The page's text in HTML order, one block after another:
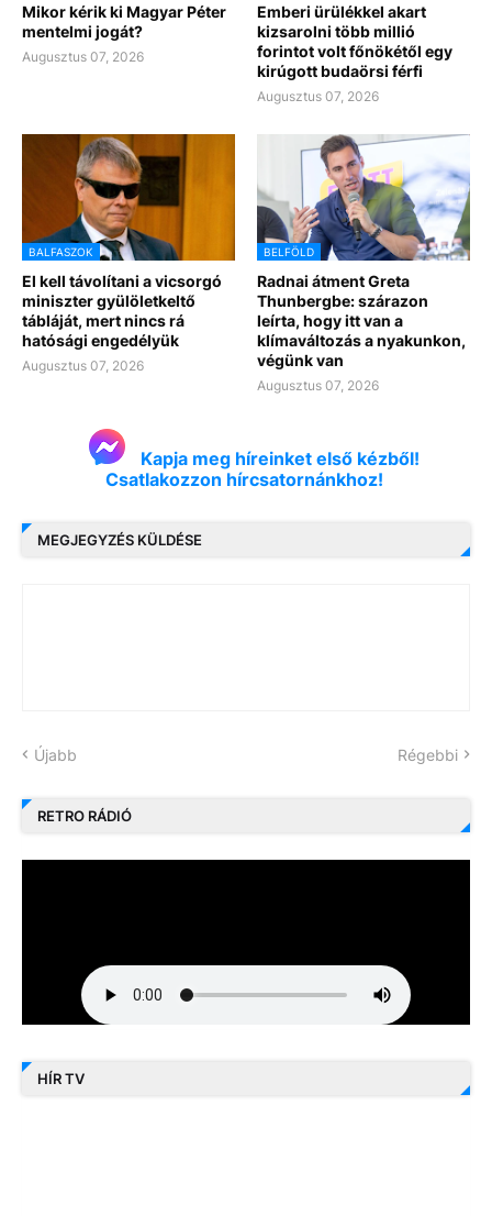
Mikor kérik ki Magyar Péter
mentelmi jogát?
Augusztus 07, 2026
Emberi ürülékkel akart
kizsarolni több millió
forintot volt főnökétől egy
kirúgott budaörsi férfi
Augusztus 07, 2026
BALFASZOK
El kell távolítani a vicsorgó
miniszter gyülöletkeltő
tábláját, mert nincs rá
hatósági engedélyük
Augusztus 07, 2026
BELFÖLD
Radnai átment Greta
Thunbergbe: szárazon
leírta, hogy itt van a
klímaváltozás a nyakunkon,
végünk van
Augusztus 07, 2026
Kapja meg híreinket első kézből!
Csatlakozzon hírcsatornánkhoz!
MEGJEGYZÉS KÜLDÉSE
Újabb Régebbi
RETRO RÁDIÓ
HÍR TV